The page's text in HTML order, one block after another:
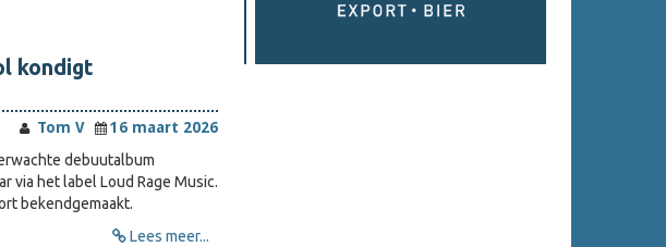
kondigt
Tom V
16 maart 2026
debuutalbum
via het label Loud Rage Music.
bekendgemaakt.
Lees meer...